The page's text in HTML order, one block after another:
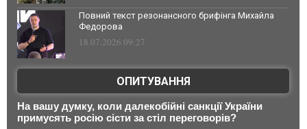
Повний текст резонансного брифінга Михайла
Федорова
18.07.2026 09:27
ОПИТУВАННЯ
На вашу думку, коли далекобійні санкції України
примусять росію сісти за стіл переговорів?